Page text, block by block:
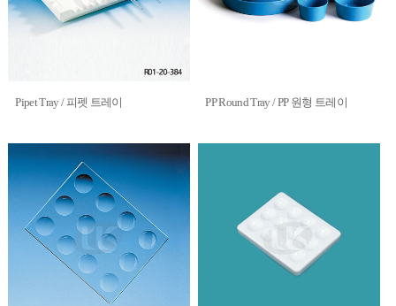
Pipet Tray / 피펫 트레이 PP Round Tray / PP 원형 트레이